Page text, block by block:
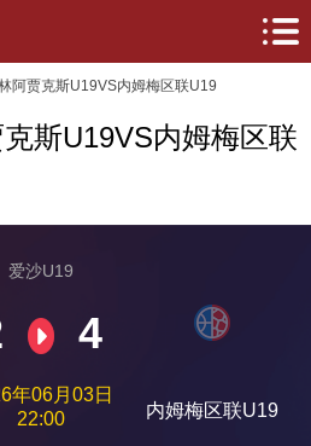
阿贾克斯U19VS内姆梅区联U19
斯U19VS内姆梅区联
爱沙U19
4
年06月03日
22:00
内姆梅区联U19